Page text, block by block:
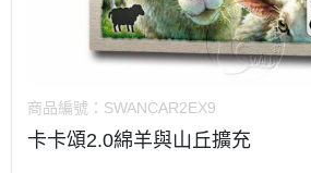
商品編號： SWANCAR2EX9
卡卡頌2.0綿羊與山丘擴充